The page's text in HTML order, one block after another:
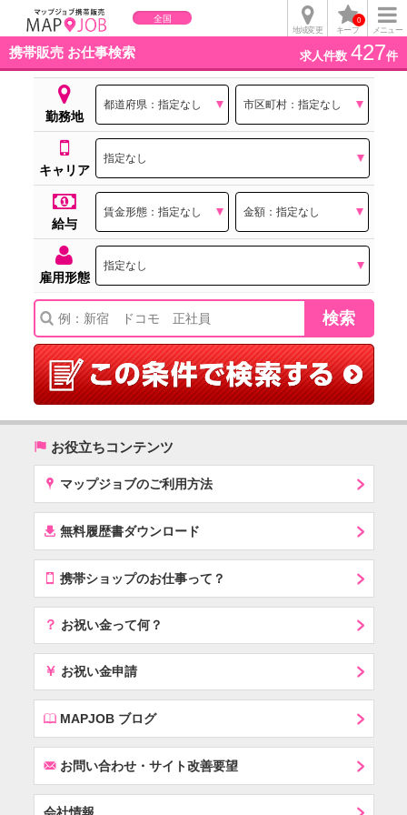
全国
メニュー
キープ
0
地域変更
携帯販売 お仕事検索 求人件数 427件
勤務地
キャリア
給与
雇用形態
( お役立ちコンテンツ
x マップジョブのご利用方法
í 無料履歴書ダウンロード
T 携帯ショップのお仕事って？
？ お祝い金って何？
￥ お祝い金申請
EMAPJOB ブログ
Fお問い合わせ・サイト改善要望